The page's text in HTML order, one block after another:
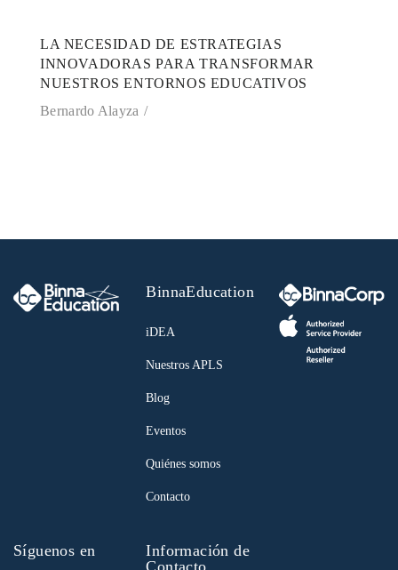
LA NECESIDAD DE ESTRATEGIAS
INNOVADORAS PARA TRANSFORMAR
NUESTROS ENTORNOS EDUCATIVOS
Bernardo Alayza
BinnaEducation
iDEA
Nuestros APLS
Blog
Eventos
Quiénes somos
Contacto
Síguenos en
Información de
Contacto